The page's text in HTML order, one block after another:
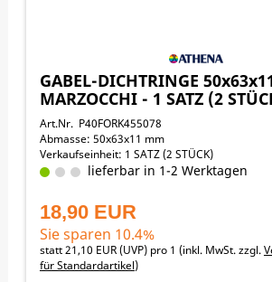
GABEL-DICHTRINGE
MARZOCCHI - 1 SATZ (2
Art.Nr. P40FORK455078
Abmasse: 50x63x11 mm
Verkaufseinheit: 1 SATZ (2 STÜCK)
lieferbar in 1-2 Werktagen
18,90 EUR
Sie sparen 10.4%
statt21,10 EUR(UVP) pro 1 (inkl. MwSt. zzgl.
für Standardartikel)